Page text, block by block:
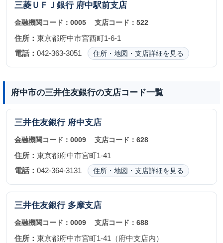
三菱ＵＦＪ銀行 府中駅前支店
金融機関コード： 0005 支店コード：522
住所： 東京都府中市宮西町1-6-1
電話： 042-363-3051 住所・地図・支店詳細を見る
府中市の三井住友銀行の支店コード一覧
三井住友銀行 府中支店
金融機関コード： 0009 支店コード：628
住所： 東京都府中市宮町1-41
電話： 042-364-3131 住所・地図・支店詳細を見る
三井住友銀行 多摩支店
金融機関コード： 0009 支店コード：688
住所： 東京都府中市宮町1-41（府中支店内）